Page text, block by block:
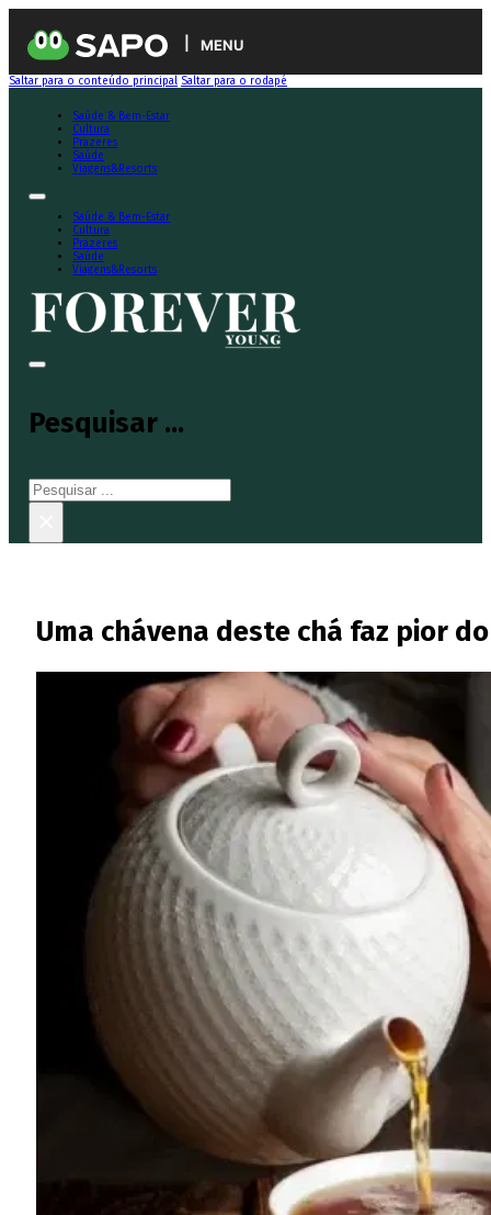
MENU
Saltar para o conteúdo principal Saltar para o rodapé
Saúde & Bem-Estar
Cultura
Prazeres
Saúde
Viagens&Resorts
Saúde & Bem-Estar
Cultura
Prazeres
Saúde
Viagens&Resorts
Pesquisar ...
Pesquisar
Uma chávena deste chá faz pior